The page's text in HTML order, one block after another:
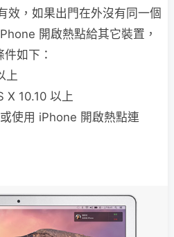
效，如果出門在外沒有同一個
開啟熱點給其它裝置，
如下：
上
X 10.10 以上
使用 iPhone 開啟熱點連